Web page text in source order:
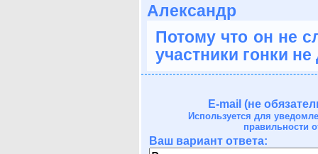
Александр
Потому что он не
участники гонки
E-mail (не
Используется для
правильности
Ваш вариант ответа: